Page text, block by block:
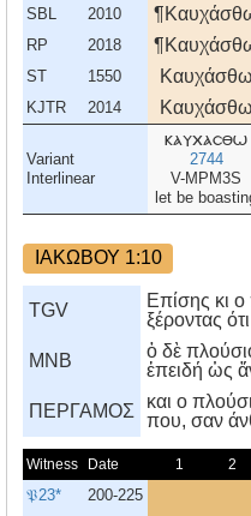
SBL 2010
RP 2018
ST 1550 Καυχάσθω
KJTR 2014 Καυχάσθω
Variant
Interlinear
καυχασθω
2744
V-MPM3S
let be
ΙΑΚΩΒΟΥ 1:10
TGV
Επίσης κι ο
ξέροντας
MNB
ὁ δὲ
ἐπειδή ὡς
ΠΕΡΓΑΜΟΣ
και ο
που, σαν
Witness Date 1 2
𝔓23* 200-225